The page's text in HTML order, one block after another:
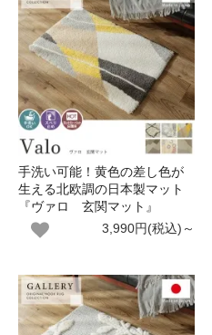
手洗い可能！黄色の差し色が
生える北欧調の日本製マット
『ヴァロ 玄関マット』
3,990円(税込)～